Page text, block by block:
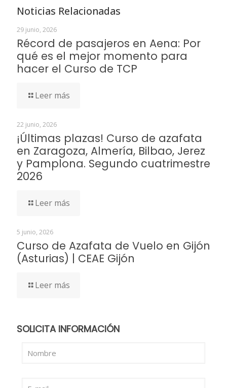
Noticias Relacionadas
29 junio, 2026
Récord de pasajeros en Aena: Por
qué es el mejor momento para
hacer el Curso de TCP
Leer más
22 junio, 2026
¡Últimas plazas! Curso de azafata
en Zaragoza, Almería, Bilbao, Jerez
y Pamplona. Segundo cuatrimestre
2026
Leer más
5 junio, 2026
Curso de Azafata de Vuelo en Gijón
(Asturias) | CEAE Gijón
Leer más
SOLICITA INFORMACIÓN